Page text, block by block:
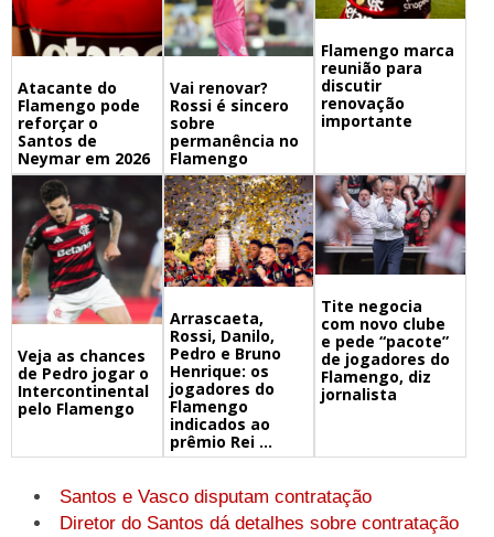
Atacante do
Flamengo pode
reforçar o
Santos de
Neymar em 2026
Vai renovar?
Rossi é sincero
sobre
permanência no
Flamengo
Flamengo marca
reunião para
discutir
renovação
importante
Veja as chances
de Pedro jogar o
Intercontinental
pelo Flamengo
Arrascaeta,
Rossi, Danilo,
Pedro e Bruno
Henrique: os
jogadores do
Flamengo
indicados ao
prêmio Rei ...
Tite negocia
com novo clube
e pede “pacote”
de jogadores do
Flamengo, diz
jornalista
Santos e Vasco disputam contratação
Diretor do Santos dá detalhes sobre contratação